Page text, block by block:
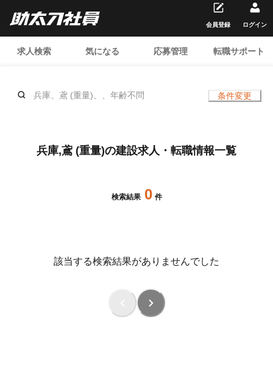
求人検索 気になる 応募管理 転職サポート
会員登録 ログイン
兵庫、鳶 (重量)、、年齢不問 条件変更
兵庫,鳶 (重量)の建設求人・転職情報一覧
検索結果 0 件
該当する検索結果がありませんでした